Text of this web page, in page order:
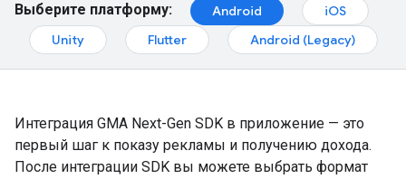
Выберите платформу: Android
iOS
Unity
Flutter Android (Legacy)
Интеграция GMA Next-Gen SDK в приложение — это
первый шаг к показу рекламы и получению дохода.
После интеграции SDK вы можете выбрать формат